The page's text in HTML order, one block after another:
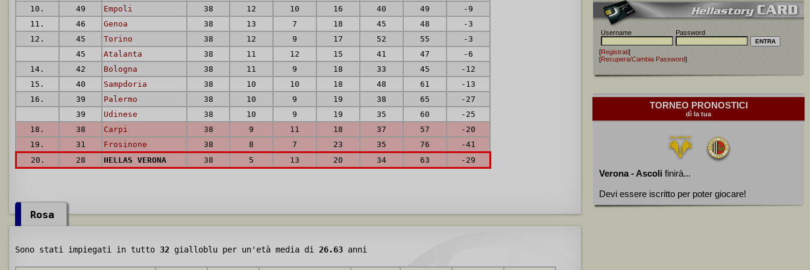
10.
49 Empoli 38 12 10 16 40 49
-9
11.
46 Genoa 38 13 7 18 45 48
-3
12.
45 Torino 38 12 9 17 52 55
-3
45
Atalanta 38 11 12 15 41 47
-6
14.
42 Bologna 38 11 9 18 33 45
-12
15.
40 Sampdoria 38 10 10 18 48 61
-13
16.
39 Palermo 38 10 9 19 38 65
-27
39
Udinese 38 10 9 19 35 60
-25
18.
38 Carpi 38 9 11 18 37 57
-20
19.
31 Frosinone 38 8 7 23 35 76
-41
20.
28 HELLAS VERONA 38 5 13 20 34 63 -29
Rosa
Sono stati impiegati in tutto 32 gialloblu per un'età media di 26.63 anni
Username Password
[Registrati]
[Recupera/Cambia Password]
TORNEO PRONOSTICI
dì la tua
Verona - Ascoli finirà...
Devi essere iscritto per poter giocare!